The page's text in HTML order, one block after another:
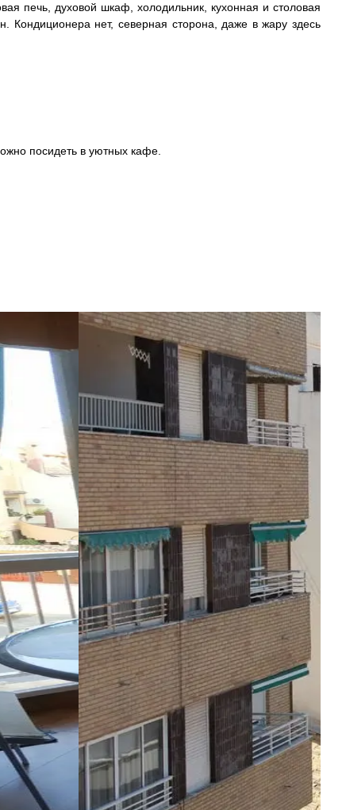
печь, духовой шкаф, холодильник, кухонная и столовая
Кондиционера нет, северная сторона, даже в жару здесь
посидеть в уютных кафе.